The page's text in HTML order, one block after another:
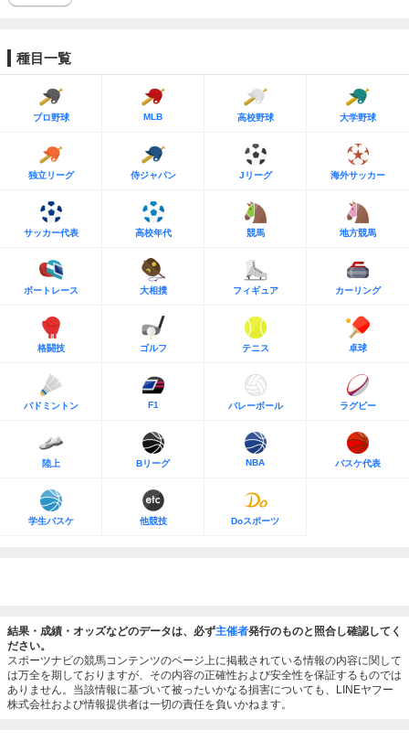
種目一覧
プロ野球 MLB 高校野球 大学野球
独立リーグ 侍ジャパン Jリーグ 海外サッカー
サッカー代表 高校年代 競馬 地方競馬
ボートレース 大相撲 フィギュア カーリング
格闘技 ゴルフ テニス 卓球
バドミントン F1 バレーボール ラグビー
陸上 Bリーグ NBA バスケ代表
学生バスケ 他競技 Doスポーツ
結果・成績・オッズなどのデータは、必ず主催者発行のものと照合し確認してく
ださい。
スポーツナビの競馬コンテンツのページ上に掲載されている情報の内容に関して
は万全を期しておりますが、その内容の正確性および安全性を保証するものでは
ありません。当該情報に基づいて被ったいかなる損害についても、LINEヤフー
株式会社および情報提供者は一切の責任を負いかねます。